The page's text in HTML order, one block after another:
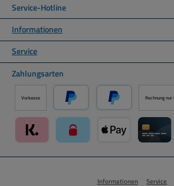
Service-Hotline
Informationen
Service
Zahlungsarten
Vorkasse
PayPal Später Bezahlen
Rechnung
Informationen Service